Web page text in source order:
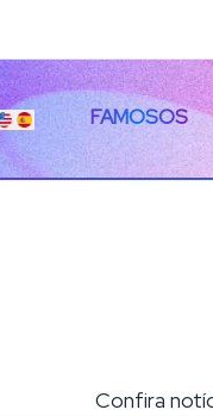
FAMOSOS
Confira